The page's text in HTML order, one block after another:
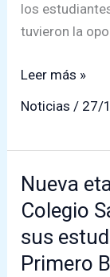
los
tuvieron la
Aula
Marcos
Leer más »
Noticias / 27/
Nueva
Colegio
sus
Primero